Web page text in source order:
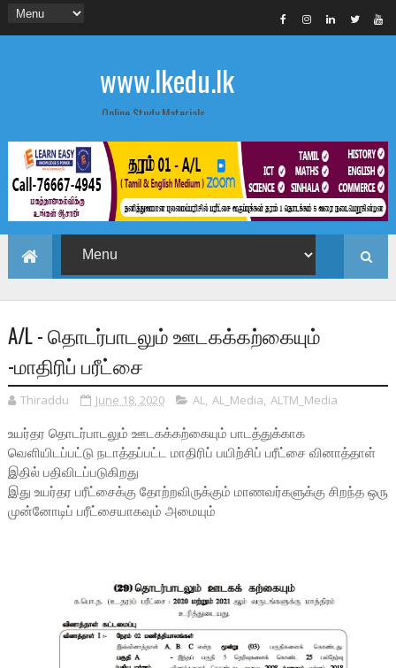
www.lkedu.lk
Online Study Materials
A/L - தொடர்பாடலும் ஊடகக்கற்கையும்
-மாதிரிப் பரீட்சை
Thiraddu June 18, 2020 AL, AL_Media, ALTM_Media
உயர்தர தொடர்பாடலும் ஊடகக்கற்கையும் பாடத்துக்காக
வெளியிடப்பட்டு நடாத்தப்பட்ட மாதிரிப் பயிற்சிப் பரீட்சை வினாத்தாள்
இதில் பதிவிடப்படுகிறது
இது உயர்தர பரீட்சைக்கு தோற்றவிருக்கும் மாணவர்களுக்கு சிறந்த ஒரு
முன்னோடிப் பரீட்சையாகவும் அமையும்